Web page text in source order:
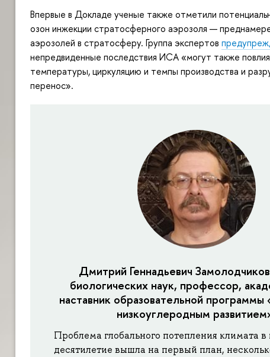
Впервые в Докладе ученые также отметили
озон инжекции стратосферного аэрозоля —
аэрозолей в стратосферу. Группа экспертов
непредвиденные последствия ИСА «могут также
температуры, циркуляцию и темпы производства и
перенос».
Дмитрий Геннадьевич
биологических наук, профессор,
наставник образовательной программы
низкоуглеродным
Проблема глобального потепления климата в
десятилетие вышла на первый план,